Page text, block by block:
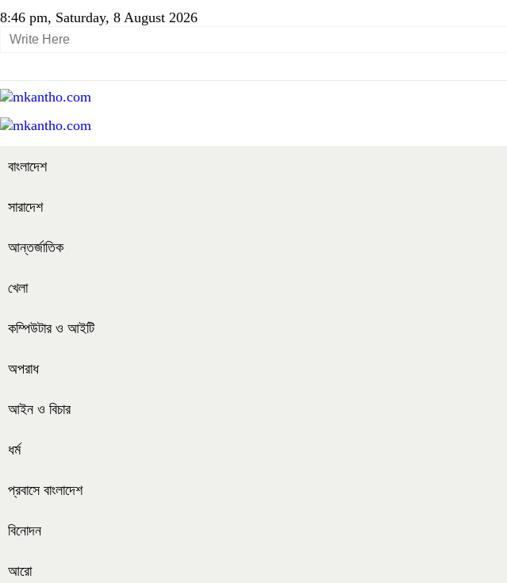
8:46 pm, Saturday, 8 August 2026
বাংলাদেশ
সারাদেশ
আন্তর্জাতিক
খেলা
কম্পিউটার ও আইটি
অপরাধ
আইন ও বিচার
ধর্ম
প্রবাসে বাংলাদেশ
বিনোদন
আরো